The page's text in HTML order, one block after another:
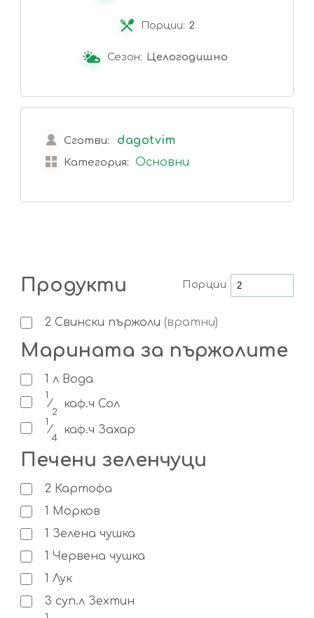
Порции: 2
Сезон: Целогодишно
Сготви: dagotvim
Категория: Основни
Продукти Порции
2 Свински пържоли (вратни)
Марината за пържолите
1 л Вода
1
⁄
2
каф.ч Сол
1
⁄
4
каф.ч Захар
Печени зеленчуци
2 Картофа
1
Морков
1 Зелена чушка
1 Червена чушка
1 Лук
3 суп.л Зехтин